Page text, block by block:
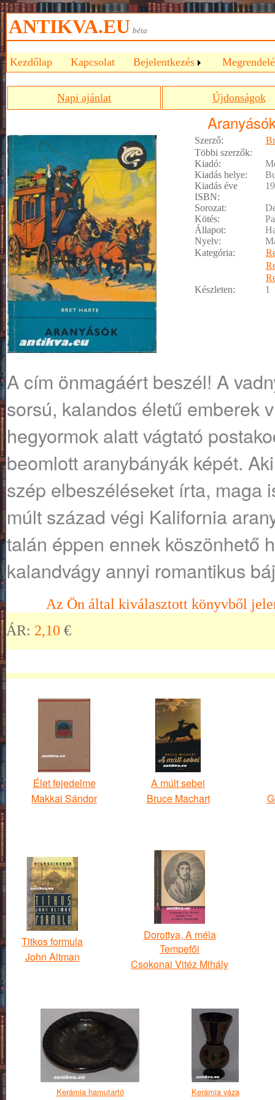
ANTIKVA.EU béta
Kezdőlap Kapcsolat Bejelentkezés
Napi ajánlat Újdonságok
Szerző:
Többi szerzők:
Kiadó:
Kiadás helye:
Kiadás éve
ISBN:
Sorozat:
Kötés:
Állapot:
Nyelv:
Kategória:
Készleten:
1
A cím önmagáért beszél! A
sorsú, kalandos életű emberek
hegyormok alatt vágtató
beomlott aranybányák képét.
szép elbeszéléseket írta, maga
múlt század végi Kalifornia
talán éppen ennek köszönhető
kalandvágy annyi romantikus
Az Ön által kiválasztott könyvből
ÁR: 2,10 €
Élet fejedelme
Makkai Sándor
A múlt sebei
Bruce Machart
Titkos formula
John Altman
Dorottya, A méla
Tempefői
Csokonai Vitéz Mihály
Kerámia hamutartó Kerámia váza